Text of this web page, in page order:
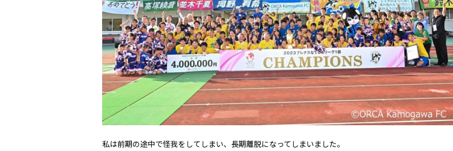
私は前期の途中で怪我をしてしまい、長期離脱になってしまいました。